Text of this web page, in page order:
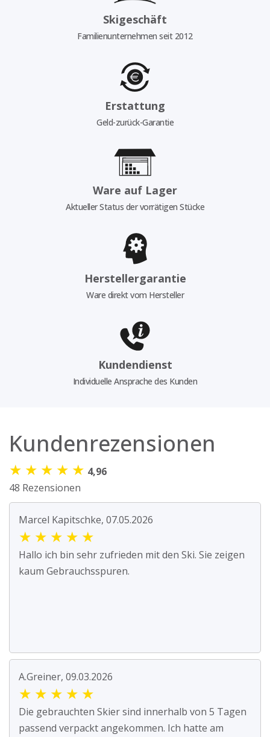
Skigeschäft
Familienunternehmen seit 2012
Erstattung
Geld-zurück-Garantie
Ware auf Lager
Aktueller Status der vorrätigen Stücke
Herstellergarantie
Ware direkt vom Hersteller
Kundendienst
Individuelle Ansprache des Kunden
Kundenrezensionen
★ ★ ★ ★ ★ 4,96
48 Rezensionen
Marcel Kapitschke, 07.05.2026
★ ★ ★ ★ ★
Hallo ich bin sehr zufrieden mit den Ski. Sie zeigen
kaum Gebrauchsspuren.
A.Greiner, 09.03.2026
★ ★ ★ ★ ★
Die gebrauchten Skier sind innerhalb von 5 Tagen
passend verpackt angekommen. Ich hatte am